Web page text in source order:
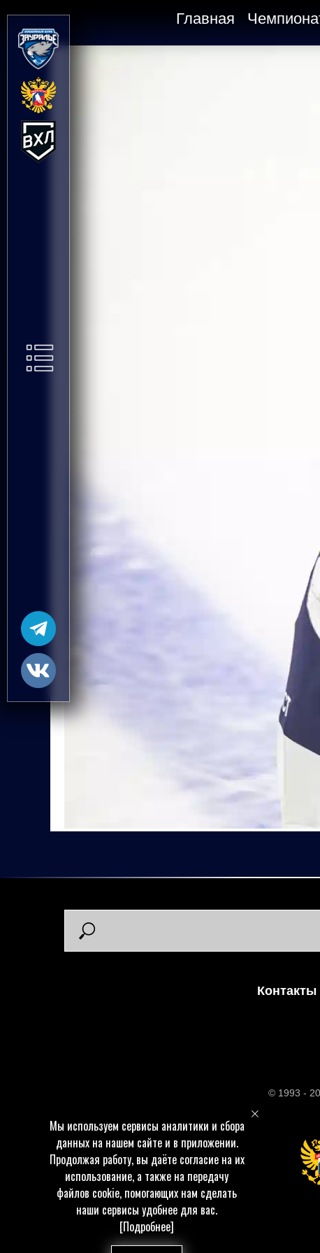
Главная
Мы используем сервисы аналитики и сбора
данных на нашем сайте и в приложении.
Продолжая работу, вы даёте согласие на их
использование, а также на передачу
файлов cookie, помогающих нам сделать
наши сервисы удобнее для вас.
[Подробнее]
Контакты
© 1993 -